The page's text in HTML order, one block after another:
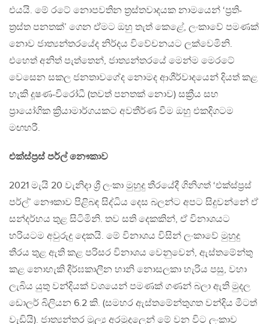
එයයි. මේ රටේ නොපවතින ත්‍රස්තවාදයක නාමයෙන් ‘ප්‍රති-
ත‍්‍රස්ත පනතක්’ ගෙන ඒමට ඔහු තැත් කෙළේ, ලංකාවේ පමණක්
නොව ජාත්‍යන්තරයේද නිර්දය විවේචනයට ලක්වෙමිනි.
එහෙත් අනිත් පැත්තෙන්, ජාත්‍යන්තරයේ මෙන්ම මෙරටේ
වෙසෙන සකල ජනතාවගේද නොමද ආශීර්වාදයෙන් දියත් කළ
හැකි දූෂණ-විරෝධී (තවත් පනතක් නොව) සක්‍රීය සහ
ප්‍රායෝගික ක්‍රියාමාර්ගයකට අවතීර්ණ වීම ඔහු එකදිගටම
මඟහරී.
එක්ස්ප්‍රස් පර්ල් නෞකාව
2021 මැයි 20 වැනිදා ශ්‍රී ලංකා මුහුදු තීරයේදී ගිනිගත් ‘එක්ස්ප්‍රස්
පර්ල්’ නෞකාව පිළිබඳ සිද්ධිය දෙස බලන්ට අපට සිදුවන්නේ ඒ
සන්දර්භය තුළ සිටිමිනි. තව සති දෙකකින්, ඒ විනාශයට
හරියටම අවුරුදු දෙකයි. මේ විනාශය විසින් ලංකාවේ මුහුදු
තීරය තුළ ඇති කළ පරිසර විනාශය වෙනුවෙන්, ඇස්තමේන්තු
කළ නොහැකි දීර්ඝකාලීන හානි නොසලකා හැරිය පසු, වහා
ලැබිය යුතු වන්දියක් වශයෙන් පමණක් ගණන් බලා ඇති මුදල
ඩොලර් බිලියන 6.2 කි. (සමහර ඇස්තමේන්තුගත වන්දිය මීටත්
වැඩියි). ජාත්‍යන්තර මූල්‍ය අරමුදලෙන් මේ වන විට ලංකාව